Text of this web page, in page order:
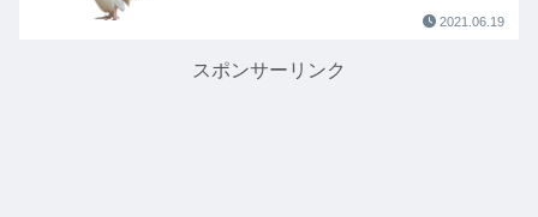
2021.06.19
スポンサーリンク